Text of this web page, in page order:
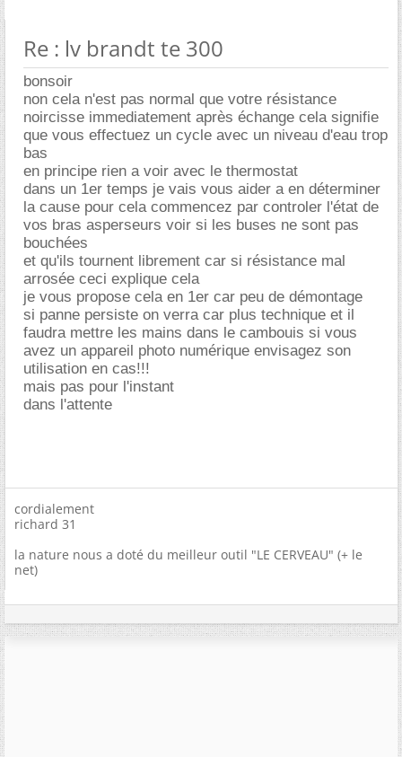
Re : lv brandt te 300
bonsoir
non cela n'est pas normal que votre résistance
noircisse immediatement après échange cela signifie
que vous effectuez un cycle avec un niveau d'eau trop
bas
en principe rien a voir avec le thermostat
dans un 1er temps je vais vous aider a en déterminer
la cause pour cela commencez par controler l'état de
vos bras asperseurs voir si les buses ne sont pas
bouchées
et qu'ils tournent librement car si résistance mal
arrosée ceci explique cela
je vous propose cela en 1er car peu de démontage
si panne persiste on verra car plus technique et il
faudra mettre les mains dans le cambouis si vous
avez un appareil photo numérique envisagez son
utilisation en cas!!!
mais pas pour l'instant
dans l'attente
cordialement
richard 31
la nature nous a doté du meilleur outil "LE CERVEAU" (+ le
net)